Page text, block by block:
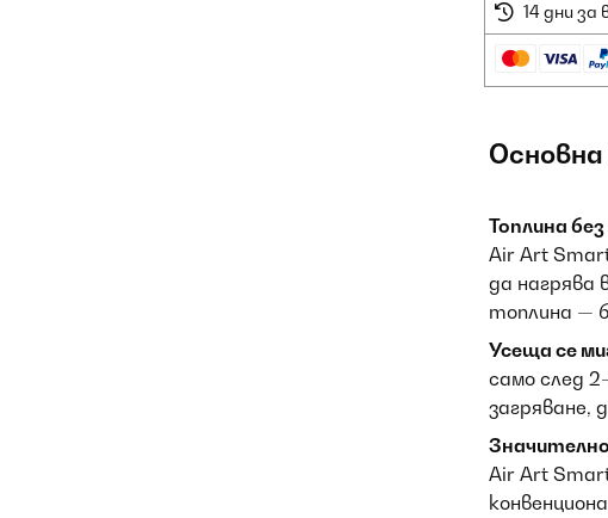
14 дни
Топлина
Air Art
да нагрява
топлина —
Усеща се
само след
загряване,
Air Art